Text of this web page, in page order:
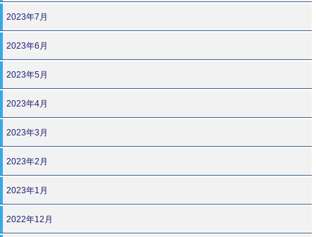
2023年7月
2023年6月
2023年5月
2023年4月
2023年3月
2023年2月
2023年1月
2022年12月